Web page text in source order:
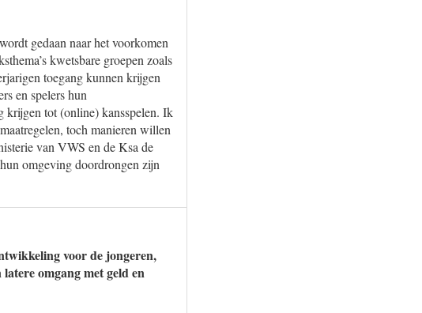
gedaan naar het voorkomen
kwetsbare groepen zoals
toegang kunnen krijgen
en spelers hun
krijgen tot (online) kansspelen. Ik
toch manieren willen
van VWS en de Ksa de
omgeving doordrongen zijn
voor de jongeren,
omgang met geld en